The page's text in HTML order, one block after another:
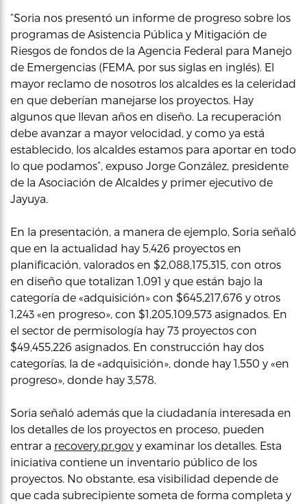
“Soria nos presentó un informe de progreso sobre los
programas de Asistencia Pública y Mitigación de
Riesgos de fondos de la Agencia Federal para Manejo
de Emergencias (FEMA, por sus siglas en inglés). El
mayor reclamo de nosotros los alcaldes es la celeridad
en que deberían manejarse los proyectos. Hay
algunos que llevan años en diseño. La recuperación
debe avanzar a mayor velocidad, y como ya está
establecido, los alcaldes estamos para aportar en todo
lo que podamos”, expuso Jorge González, presidente
de la Asociación de Alcaldes y primer ejecutivo de
Jayuya.
En la presentación, a manera de ejemplo, Soria señaló
que en la actualidad hay 5,426 proyectos en
planificación, valorados en $2,088,175,315, con otros
en diseño que totalizan 1,091 y que están bajo la
categoría de «adquisición» con $645,217,676 y otros
1,243 «en progreso», con $1,205,109,573 asignados. En
el sector de permisología hay 73 proyectos con
$49,455,226 asignados. En construcción hay dos
categorías, la de «adquisición», donde hay 1,550 y «en
progreso», donde hay 3,578.
Soria señaló además que la ciudadanía interesada en
los detalles de los proyectos en proceso, pueden
entrar a recovery.pr.gov y examinar los detalles. Esta
iniciativa contiene un inventario público de los
proyectos. No obstante, esa visibilidad depende de
que cada subrecipiente someta de forma completa y